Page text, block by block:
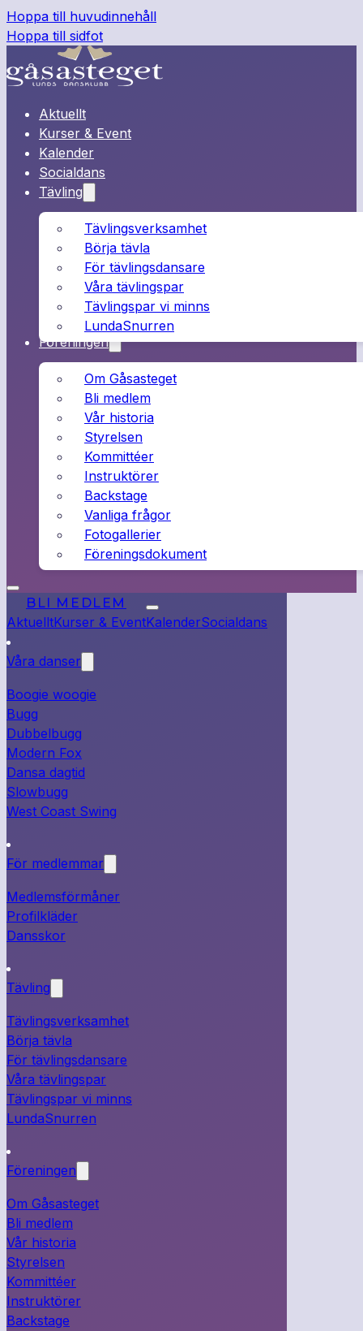
Hoppa till huvudinnehåll
Hoppa till sidfot
Aktuellt
Kurser & Event
Kalender
Socialdans
Tävling
Tävlingsverksamhet
Börja tävla
För tävlingsdansare
Våra tävlingspar
Tävlingspar vi minns
LundaSnurren
Föreningen
Om Gåsasteget
Bli medlem
Vår historia
Styrelsen
Kommittéer
Instruktörer
Backstage
Vanliga frågor
Fotogallerier
Föreningsdokument
BLI MEDLEM
AktuelltKurser & EventKalenderSocialdans
Våra danser
Boogie woogie
Bugg
Dubbelbugg
Modern Fox
Dansa dagtid
Slowbugg
West Coast Swing
För medlemmar
Medlemsförmåner
Profilkläder
Dansskor
Tävling
Tävlingsverksamhet
Börja tävla
För tävlingsdansare
Våra tävlingspar
Tävlingspar vi minns
LundaSnurren
Föreningen
Om Gåsasteget
Bli medlem
Vår historia
Styrelsen
Kommittéer
Instruktörer
Backstage